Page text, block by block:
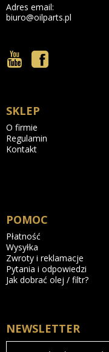
Adres email:
biuro@oilparts.pl
SKLEP
O firmie
Regulamin
Kontakt
POMOC
Płatność
Wysyłka
Zwroty i reklamacje
Pytania i odpowiedzi
Jak dobrać olej / filtr?
NEWSLETTER